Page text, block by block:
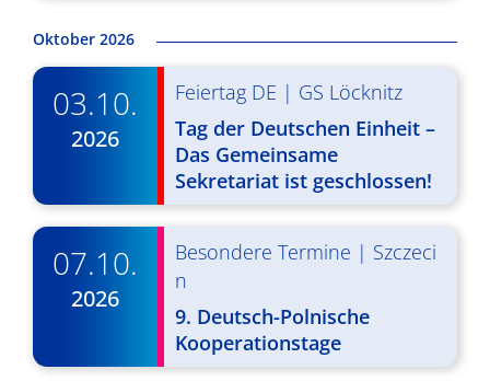
i
c
h
t
e
n
a
i
Oktober 2026
03.10.
2026
Feiertag DE | GS Löcknitz
Tag der Deutschen Einheit –
Das Gemeinsame
Sekretariat ist geschlossen!
07.10.
2026
Besondere Termine | Szczeci
n
9. Deutsch-Polnische
Kooperationstage